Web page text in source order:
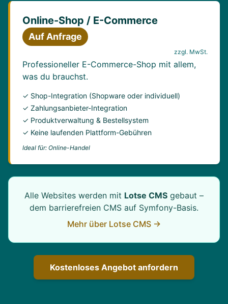
Online-Shop / E-Commerce
Auf Anfrage
zzgl. MwSt.
Professioneller E-Commerce-Shop mit allem,
was du brauchst.
✓ Shop-Integration (Shopware oder individuell)
✓ Zahlungsanbieter-Integration
✓ Produktverwaltung & Bestellsystem
✓ Keine laufenden Plattform-Gebühren
Ideal für: Online-Handel
Alle Websites werden mit Lotse CMS gebaut –
dem barrierefreien CMS auf Symfony-Basis.
Mehr über Lotse CMS →
Kostenloses Angebot anfordern